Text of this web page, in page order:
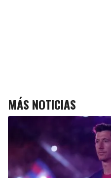
MÁS NOTICIAS